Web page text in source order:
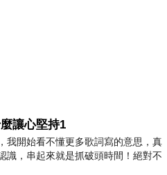
讓心堅持1
我開始看不懂更多歌詞寫的意思，真
識，串起來就是抓破頭時間！絕對不